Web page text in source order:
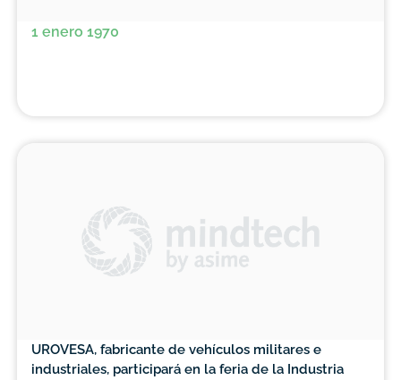
1 enero 1970
UROVESA, fabricante de vehículos militares e
industriales, participará en la feria de la Industria